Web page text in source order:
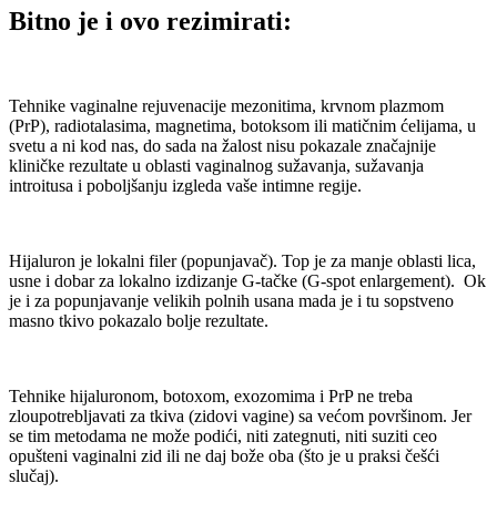
Bitno je i ovo rezimirati:
Tehnike vaginalne rejuvenacije mezonitima, krvnom plazmom
(PrP), radiotalasima, magnetima, botoksom ili matičnim ćelijama, u
svetu a ni kod nas, do sada na žalost nisu pokazale značajnije
kliničke rezultate u oblasti vaginalnog sužavanja, sužavanja
introitusa i poboljšanju izgleda vaše intimne regije.
Hijaluron je lokalni filer (popunjavač). Top je za manje oblasti lica,
usne i dobar za lokalno izdizanje G-tačke (G-spot enlargement). Ok
je i za popunjavanje velikih polnih usana mada je i tu sopstveno
masno tkivo pokazalo bolje rezultate.
Tehnike hijaluronom, botoxom, exozomima i PrP ne treba
zloupotrebljavati za tkiva (zidovi vagine) sa većom površinom. Jer
se tim metodama ne može podići, niti zategnuti, niti suziti ceo
opušteni vaginalni zid ili ne daj bože oba (što je u praksi češći
slučaj).